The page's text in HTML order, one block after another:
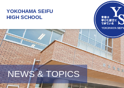
YOKOHAMA SEIFU
HIGH SCHOOL
NEWS & TOPICS